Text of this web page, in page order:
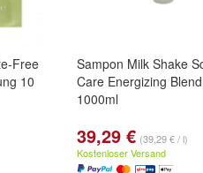
Free
10
Sampon Milk Shake
Care Energizing
1000ml
39,29 € (39,29 € / l)
Kostenloser Versand